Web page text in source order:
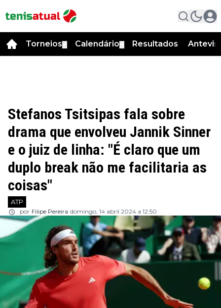
Torneios Calendário Resultados
Stefanos Tsitsipas fala sobre
drama que envolveu Jannik Sinner
e o juiz de linha: "É claro que um
duplo break não me facilitaria as
coisas"
ATP
por Filipe Pereira domingo, 14 abril 2024 a 12:50